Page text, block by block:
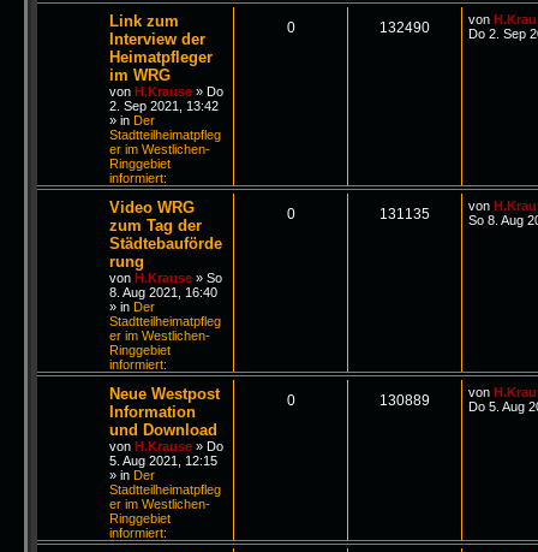
Link zum
Interview der
Heimatpfleger
im WRG
von H.Krause » Do
2. Sep 2021, 13:42
» in Der
Stadtteilheimatpfleg
er im Westlichen-
Ringgebiet
informiert:
0 132490 von
Do 2. Sep
Video WRG
zum Tag der
Städtebauförde
rung
von H.Krause » So
8. Aug 2021, 16:40
» in Der
Stadtteilheimatpfleg
er im Westlichen-
Ringgebiet
informiert:
0 131135 von
So 8. Aug
Neue Westpost
Information
und Download
von H.Krause » Do
5. Aug 2021, 12:15
» in Der
Stadtteilheimatpfleg
er im Westlichen-
Ringgebiet
informiert:
0 130889 von
Do 5. Aug